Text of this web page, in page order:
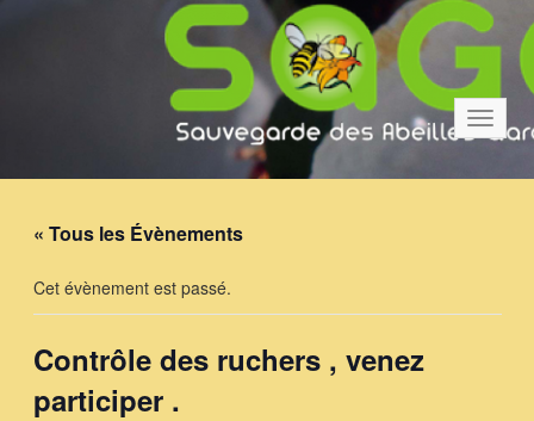
la
« Tous les Évènements
Cet évènement est passé.
Contrôle des ruchers , venez
participer .